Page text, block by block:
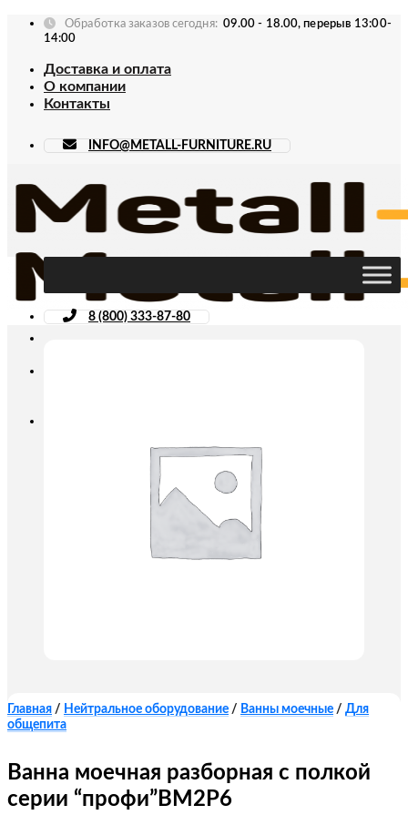
Skip
Обработка заказов сегодня: 09.00 - 18.00, перерыв 13:00-
14:00
Доставка и оплата
О компании
Контакты
INFO@METALL-FURNITURE.RU
8 (800) 333-87-80
Главная / Нейтральное оборудование / Ванны моечные / Для
общепита
Ванна моечная разборная с полкой
серии “профи”ВМ2Р6